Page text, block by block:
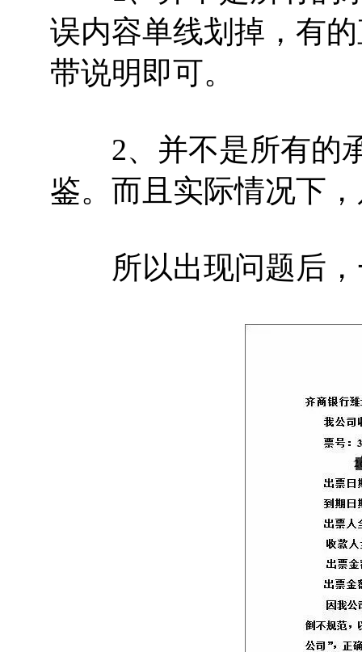
误内容单线划掉，有
带说明即可。
2、并不是所有的承
鉴。而且实际情况下
所以出现问题后，